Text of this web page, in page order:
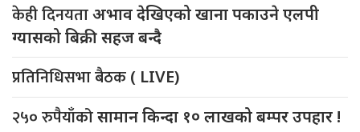
केही दिनयताअभाव देखिएको खाना पकाउने एलपी
ग्यासको बिक्री सहज बन्दै
प्रतिनिधिसभा बैठक ( LIVE)
२५० रुपैयाँकोसामान किन्दा १० लाखको बम्पर उपहार !